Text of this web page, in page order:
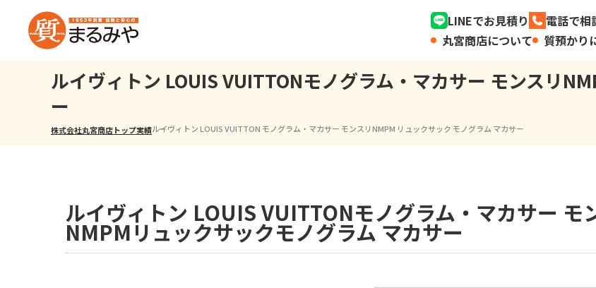
LINEでお見積り
電話で相
丸宮商店について
質預かり
ルイヴィトン LOUIS VUITTONモノグラム・マカサー モンスリ
ー
株式会社丸宮商店トップ⁩実績ルイヴィトン LOUIS VUITTON モノグラム・マカサー モンスリNMPM リュックサック モノグラム マカサー
ルイヴィトン LOUIS VUITTONモノグラム・マカサー モ
NMPMリュックサックモノグラム マカサー